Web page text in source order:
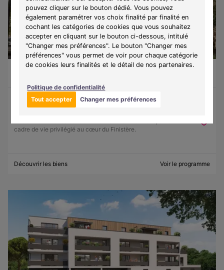
pouvez cliquer sur le bouton dédié. Vous pouvez
également paramétrer vos choix finalité par finalité en
cochant les catégories de cookies que vous souhaitez
accepter en cliquant sur le bouton ci-dessous, intitulé
"Changer mes préférences". Le bouton "Changer mes
préférences" vous permet de voir pour chaque catégorie
de cookies leurs finalités et le détail de nos partenaires.
Politique de confidentialité
Tout accepter
Changer mes préférences
Guilvinec (29730)
À partir de 130 500 €
cadre de vie privilégié au cœur du Finistère.
Découvrir les biens Voir le programme